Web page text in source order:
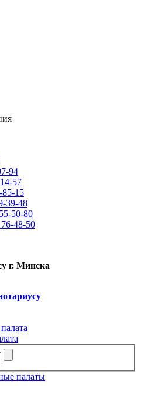
94
57
85-15
39-48
50-80
48-50
г. Минска
палаты